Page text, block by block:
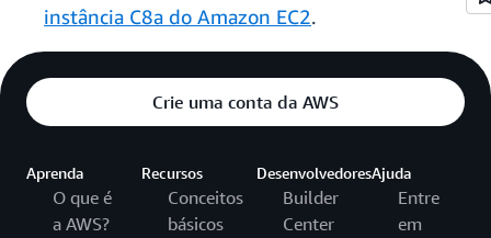
instância C8a do Amazon EC2.
Crie uma conta da AWS
Aprenda
O que é
a AWS?
Recursos
Conceitos
básicos
Desenvolvedores
Builder
Center
Ajuda
Entre
em